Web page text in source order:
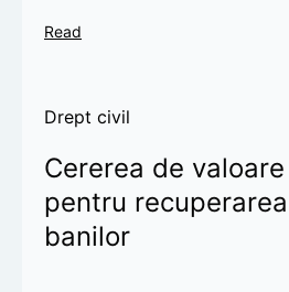
Read
Drept civil
Cererea de
pentru
banilor